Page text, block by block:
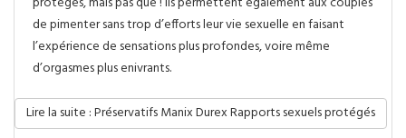
de pimenter sans trop d’efforts leur vie sexuelle en faisant
l’expérience de sensations plus profondes, voire même
d’orgasmes plus enivrants.
Lire la suite : Préservatifs Manix Durex Rapports sexuels protégés